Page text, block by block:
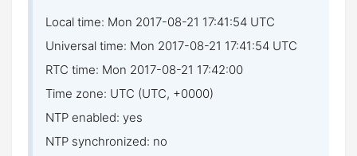
Local time: Mon 2017-08-21 17:41:54 UTC
Universal time: Mon 2017-08-21 17:41:54 UTC
RTC time: Mon 2017-08-21 17:42:00
Time zone: UTC (UTC, +0000)
NTP enabled: yes
NTP synchronized: no